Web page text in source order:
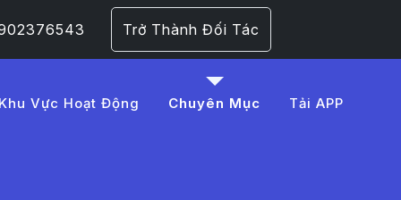
Trở Thành Đối Tác
Khu Vực Hoạt Động Chuyên Mục Tải APP